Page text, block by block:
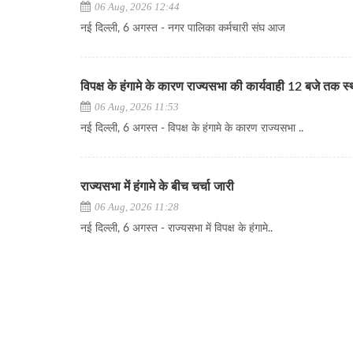
06 Aug, 2026 12:44
नई दिल्ली, 6 अगस्त - नगर पालिका कर्मचारी संघ आज
विपक्ष के हंगामे के कारण राज्यसभा की कार्यवाही 12 बजे तक
06 Aug, 2026 11:53
नई दिल्ली, 6 अगस्त - विपक्ष के हंगामे के कारण राज्यसभा ..
राज्यसभा में हंगामे के बीच चर्चा जारी
06 Aug, 2026 11:28
नई दिल्ली, 6 अगस्त - राज्यसभा में विपक्ष के हंगामे..